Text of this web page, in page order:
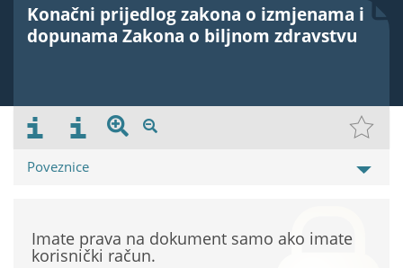
Konačni prijedlog zakona o izmjenama i
dopunama Zakona o biljnom zdravstvu
Poveznice
Imate prava na dokument samo ako imate
korisnički račun.